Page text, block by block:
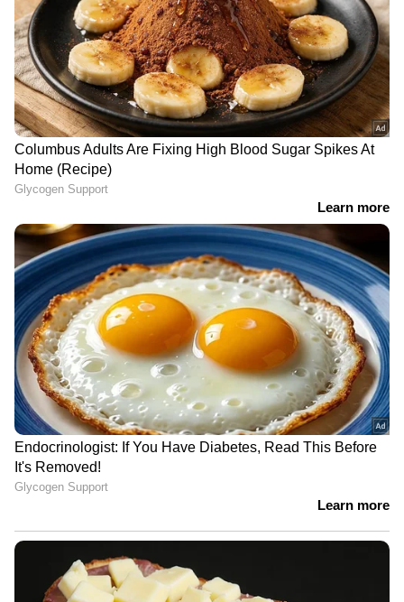
തയ്യാറാക്കുന്ന വിധം
ഒരു പാനിലേയ്ക്ക് ആവശ്യത്തിന് ബട്ടർ
ഒഴിച്ചതിന് ശേഷം അതിലേയ്ക്ക് ആവശ്യത്തിന്
മുട്ട പൊട്ടിച്ചൊഴിക്കുക. ഇനി അതിനൊപ്പം
തന്നെ കുരുമുളകുപൊടിയും പനീറും ഉപ്പും
ചേർത്ത് നല്ലതുപോലെ ഇളക്കി യോജിപ്പിക്കുക.
ഇതൊന്നു ക്രീമിയായി വരുന്ന സമയത്ത്
ഇതിലേയ്ക്ക് നമുക്ക് ചീസ് കൂടി ചേർത്ത്
വീണ്ടും നല്ല ക്രീമിയാവുമ്പോൾ മല്ലിയില
വിതറിയതിന് ശേഷം ബ്രെഡ് കട്ട് ചെയ്ത്